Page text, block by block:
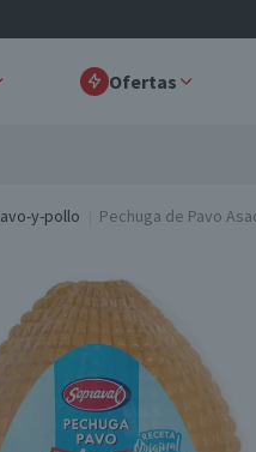
Ofertas
y-pollo Pechuga de Pavo